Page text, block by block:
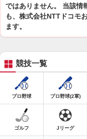
ではありません。 当該情
も、株式会社NTTドコモ
ます。
競技一覧
プロ野球 プロ野球(2軍)
ゴルフ Jリーグ